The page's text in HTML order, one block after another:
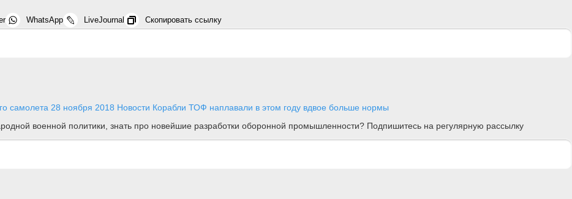
WhatsApp LiveJournal Скопировать ссылку
самолета 28 ноября 2018 Новости Корабли ТОФ наплавали в этом году вдвое больше нормы
военной политики, знать про новейшие разработки оборонной промышленности? Подпишитесь на регулярную рассылку